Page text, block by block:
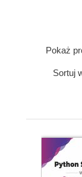
Pokaż
Sortuj